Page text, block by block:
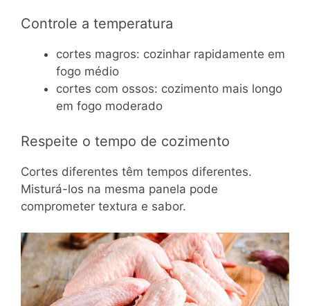
Controle a temperatura
cortes magros: cozinhar rapidamente em
fogo médio
cortes com ossos: cozimento mais longo
em fogo moderado
Respeite o tempo de cozimento
Cortes diferentes têm tempos diferentes.
Misturá-los na mesma panela pode
comprometer textura e sabor.